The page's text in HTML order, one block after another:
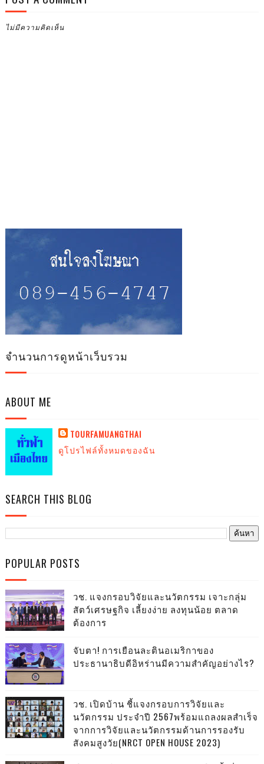
ไม่มีความคิดเห็น
จำนวนการดูหน้าเว็บรวม
ABOUT ME
TOURFAMUANGTHAI
ดูโปรไฟล์ทั้งหมดของฉัน
SEARCH THIS BLOG
POPULAR POSTS
วช. แจงกรอบวิจัยและนวัตกรรม เจาะกลุ่ม
สัตว์เศรษฐกิจ เลี้ยงง่าย ลงทุนน้อย ตลาด
ต้องการ
จับตา! การเยือนละตินอเมริกาของ
ประธานาธิบดีอิหร่านมีความสำคัญอย่างไร?
วช. เปิดบ้าน ชี้แจงกรอบการวิจัยและ
นวัตกรรม ประจำปี 2567พร้อมแถลงผลสำเร็จ
จากการวิจัยและนวัตกรรมด้านการรองรับ
สังคมสูงวัย(NRCT OPEN HOUSE 2023)